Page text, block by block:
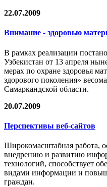
22.07.2009
Внимание - здоровью
В рамках реализации
Узбекистан от 13 апреля
мерах по охране здоровья
здорового поколения»
Самаркандской области.
20.07.2009
Перспективы веб-сайтов
Широкомасштабная работа,
внедрению и развитию
технологий, способствует
видами информации и
граждан.